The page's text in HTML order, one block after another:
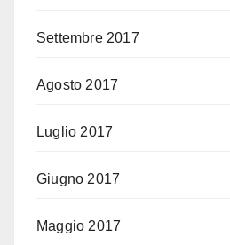
Settembre 2017
Agosto 2017
Luglio 2017
Giugno 2017
Maggio 2017